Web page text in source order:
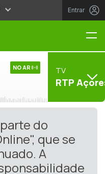
Entrar
NO AR TV
RTP
do
que se
A